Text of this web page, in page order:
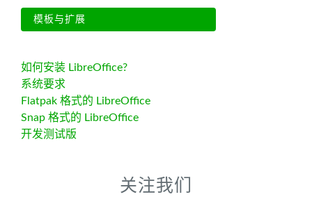
模板与扩展
如何安装 LibreOffice?
系统要求
Flatpak 格式的 LibreOffice
Snap 格式的 LibreOffice
开发测试版
关注我们